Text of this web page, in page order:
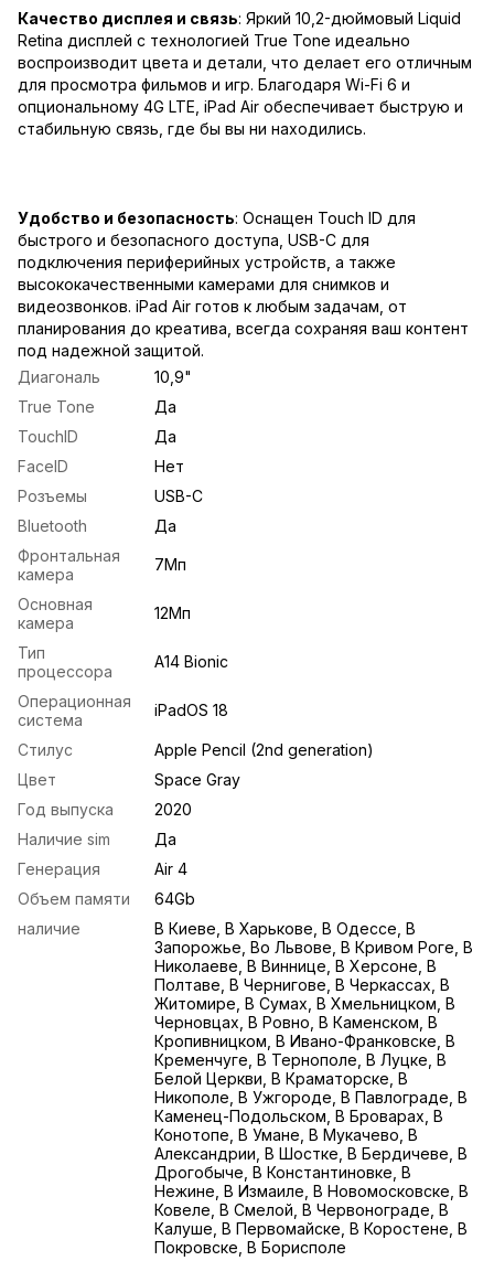
Качество дисплея и связь: Яркий 10,2-дюймовый Liquid
Retina дисплей с технологией True Tone идеально
воспроизводит цвета и детали, что делает его отличным
для просмотра фильмов и игр. Благодаря Wi-Fi 6 и
опциональному 4G LTE, iPad Air обеспечивает быструю и
стабильную связь, где бы вы ни находились.
Удобство и безопасность: Оснащен Touch ID для
быстрого и безопасного доступа, USB-C для
подключения периферийных устройств, а также
высококачественными камерами для снимков и
видеозвонков. iPad Air готов к любым задачам, от
планирования до креатива, всегда сохраняя ваш контент
под надежной защитой.
Диагональ
10,9"
True Tone
Да
TouchID
Да
FaceID
Нет
Розъемы
USB-C
Bluetooth
Да
Фронтальная
камера
7Мп
Основная
камера
12Мп
Тип
процессора
A14 Bionic
Операционная
система
iPadOS 18
Стилус
Apple Pencil (2nd generation)
Цвет
Space Gray
Год выпуска
2020
Наличие sim
Да
Генерация
Air 4
Объем памяти
64Gb
наличие
В Киеве, В Харькове, В Одессе, В
Запорожье, Во Львове, В Кривом Роге, В
Николаеве, В Виннице, В Херсоне, В
Полтаве, В Чернигове, В Черкассах, В
Житомире, В Сумах, В Хмельницком, В
Черновцах, В Ровно, В Каменском, В
Кропивницком, В Ивано-Франковске, В
Кременчуге, В Тернополе, В Луцке, В
Белой Церкви, В Краматорске, В
Никополе, В Ужгороде, В Павлограде, В
Каменец-Подольском, В Броварах, В
Конотопе, В Умане, В Мукачево, В
Александрии, В Шостке, В Бердичеве, В
Дрогобыче, В Константиновке, В
Нежине, В Измаиле, В Новомосковске, В
Ковеле, В Смелой, В Червонограде, В
Калуше, В Первомайске, В Коростене, В
Покровске, В Борисполе